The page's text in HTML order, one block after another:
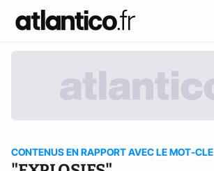
CONTENUS EN RAPPORT AVEC LE MOT-CLE